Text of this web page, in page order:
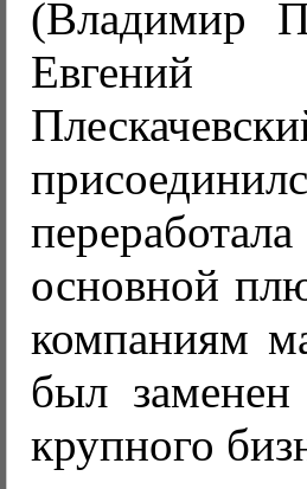
(Владимир
основной
компаниям
был заменен
крупного